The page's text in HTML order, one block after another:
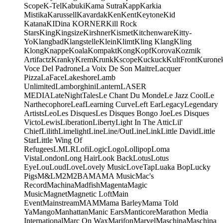
ScopeK-TelKabukiKama SutraKappKarkia
MistikaKarussellKavardakKenKentKeytoneKid
KatanaKIDina KORNERKill Rock
StarsKingKingsizeKirshnerKismetKitchenwareKitty-
YoKlangbadKlangstelleKleinKlimtKling KlangKling
KlongKnappeKoalaKompaktKongKopfKorovaKozmik
ArtifactzKrankyKremKrunkKscopeKuckuckKultFront
Voce Del PadroneLa Voix De Son MaitreLacquer
PizzaLaFaceLakeshoreLamb
UnlimitedLamborghiniLanternLASER
MEDIALateNightTalesLe Chant Du MondeLe Jazz CoolLe
NarthecophoreLeafLearning CurveLeft EarLegacyLegendary
ArtistsLeoLes DisquesLes Disques Bongo JoeLes Disques
VictoLewisLiberationLibertyLight In The AtticLil'
ChiefLilithLimelightLineLine/OutLineLinkLittle DavidLittle
StarLittle Wing Of
RefugeesLMLRLofiLogicLogoLollipopLoma
VistaLondonLong HairLook BackLotusLotus
EyeLouLoudLoveLovely MusicLoveTapLuaka BopLucky
PigsM&LM2M2BAMAMA MusicMac's
RecordMachinaMadfishMagentaMagic
MusicMagnetMagnetic LoftMain
EventMainstreamMAMMama BarleyMama Told
YaMangoManhattanManic EarsManticoreMarathon Media
InternationalMarc On WaxMarifonMarvelMaschinaMaschina